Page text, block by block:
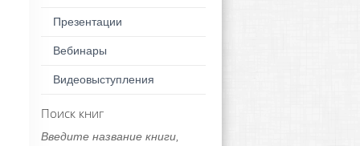
Презентации
Вебинары
Видеовыступления
Поиск книг
Введите название книги,